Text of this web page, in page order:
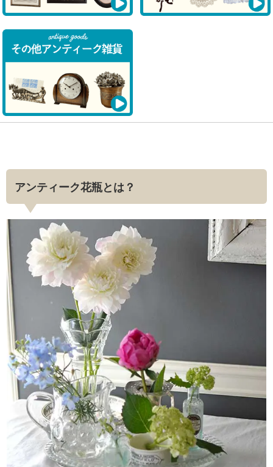
アンティーク花瓶とは？